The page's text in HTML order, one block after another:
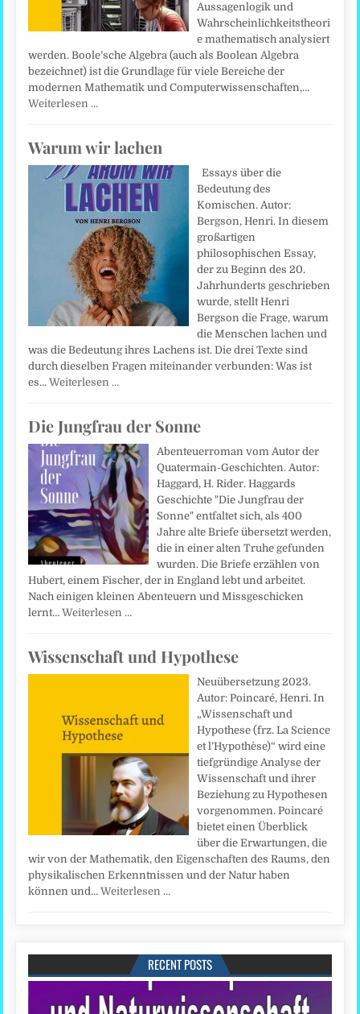
Aussagenlogik und
Wahrscheinlichkeitstheori
e mathematisch analysiert
werden. Boole’sche Algebra (auch als Boolean Algebra
bezeichnet) ist die Grundlage für viele Bereiche der
modernen Mathematik und Computerwissenschaften,…
Weiterlesen …
Warum wir lachen
Essays über die
Bedeutung des
Komischen. Autor:
Bergson, Henri. In diesem
großartigen
philosophischen Essay,
der zu Beginn des 20.
Jahrhunderts geschrieben
wurde, stellt Henri
Bergson die Frage, warum
die Menschen lachen und
was die Bedeutung ihres Lachens ist. Die drei Texte sind
durch dieselben Fragen miteinander verbunden: Was ist
es…Weiterlesen …
Die Jungfrau der Sonne
Abenteuerroman vom Autor der
Quatermain-Geschichten. Autor:
Haggard, H. Rider. Haggards
Geschichte "Die Jungfrau der
Sonne" entfaltet sich, als 400
Jahre alte Briefe übersetzt werden,
die in einer alten Truhe gefunden
wurden. Die Briefe erzählen von
Hubert, einem Fischer, der in England lebt und arbeitet.
Nach einigen kleinen Abenteuern und Missgeschicken
lernt…Weiterlesen …
Wissenschaft und Hypothese
Neuübersetzung 2023.
Autor: Poincaré, Henri. In
„Wissenschaft und
Hypothese (frz. La Science
et l’Hypothèse)“ wird eine
tiefgründige Analyse der
Wissenschaft und ihrer
Beziehung zu Hypothesen
vorgenommen. Poincaré
bietet einen Überblick
über die Erwartungen, die
wir von der Mathematik, den Eigenschaften des Raums, den
physikalischen Erkenntnissen und der Natur haben
können und…Weiterlesen …
RECENT POSTS